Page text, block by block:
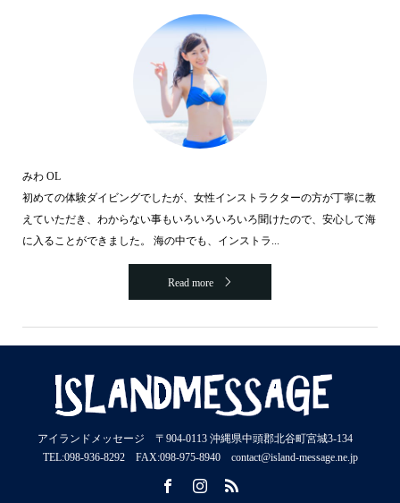
みわ OL
初めての体験ダイビングでしたが、女性インストラクターの方が丁寧に教
えていただき、わからない事もいろいろいろいろ聞けたので、安心して海
に入ることができました。 海の中でも、インストラ...
Read more
アイランドメッセージ 〒904-0113 沖縄県中頭郡北谷町宮城3-134
TEL:098-936-8292 FAX:098-975-8940 contact@island-message.ne.jp